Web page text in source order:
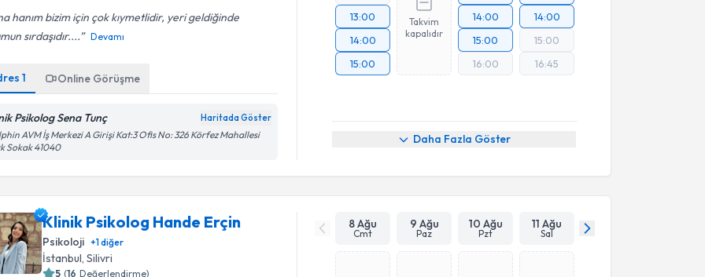
hanım bizim için çok kıymetlidir, yeri geldiğinde
sırdaşıdır....
Devamı
1 Online Görüşme
Psikolog Sena Tunç Haritada Göster
AVM İş Merkezi A Girişi Kat:3 Ofis No: 326 Körfez Mahallesi
Sokak 41040
13:00
14:00
15:00
Takvim
kapalıdır
14:00
15:00
16:00
14:00
15:00
16:45
Daha Fazla Göster
Klinik Psikolog Hande Erçin
Psikoloji +1diğer
İstanbul, Silivri
5 (16 Değerlendirme)
8 Ağu
Cmt
9 Ağu
Paz
10 Ağu
Pzt
11 Ağu
Sal